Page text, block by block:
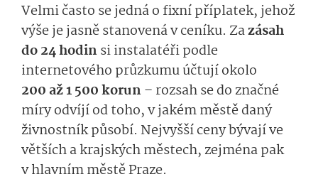
Velmi často se jedná o fixní příplatek, jehož
výše je jasně stanovená v ceníku. Zazásah
do 24 hodinsi instalatéři podle
internetového průzkumu účtují okolo
200 až 1 500 korun– rozsah se do značné
míry odvíjí od toho, v jakém městě daný
živnostník působí. Nejvyšší ceny bývají ve
větších a krajských městech, zejména pak
v hlavním městě Praze.